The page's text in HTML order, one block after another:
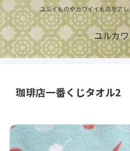
ユルイものやカワイイものをア
ユルカワ
珈琲店一番くじタオル2